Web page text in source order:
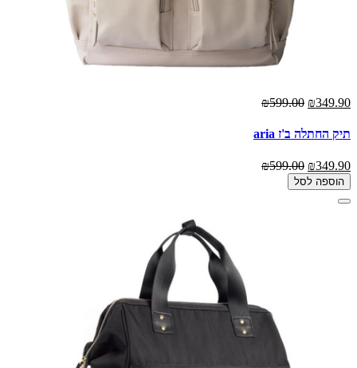
₪349.90
₪599.00
תיק החתלה ב'ז aria
₪349.90
₪599.00
הוספה לסל